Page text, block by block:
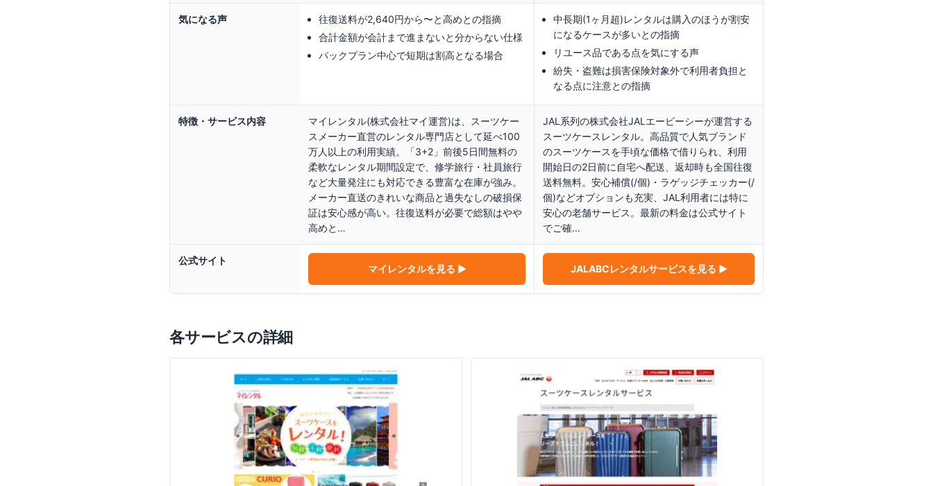
気になる声
往復送料が2,640円から〜と高めとの指摘
合計金額が会計まで進まないと分からない仕様
パックプラン中心で短期は割高となる場合
中長期(1ヶ月超)レンタルは購入のほうが割安
になるケースが多いとの指摘
リユース品である点を気にする声
紛失・盗難は損害保険対象外で利用者負担と
なる点に注意との指摘
特徴・サービス内容
マイレンタル(株式会社マイ運営)は、スーツケー
スメーカー直営のレンタル専門店として延べ100
万人以上の利用実績。「3+2」前後5日間無料の
柔軟なレンタル期間設定で、修学旅行・社員旅行
など大量発注にも対応できる豊富な在庫が強み。
メーカー直送のきれいな商品と過失なしの破損保
証は安心感が高い。往復送料が必要で総額はやや
高めと…
JAL系列の株式会社JALエービーシーが運営する
スーツケースレンタル。高品質で人気ブランド
のスーツケースを手頃な価格で借りられ、利用
開始日の2日前に自宅へ配送、返却時も全国往復
送料無料。安心補償(/個)・ラゲッジチェッカー(/
個)などオプションも充実、JAL利用者には特に
安心の老舗サービス。最新の料金は公式サイト
でご確…
公式サイト
マイレンタルを見る ▶ JALABCレンタルサービスを見る ▶
各サービスの詳細